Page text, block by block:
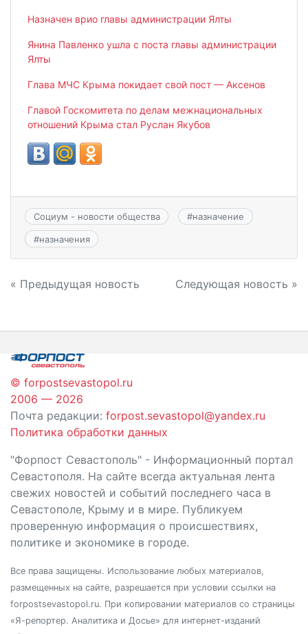
Назначен врио главы администрации Ялты
Янина Павленко ушла с поста главы администрации
Ялты
Глава МЧС Крыма покидает свой пост — Аксенов
Главой Госкомитета по делам межнациональных
отношений Крыма стал Руслан Якубов
Социум - новости общества #назначение
#назначения
Навигация
записям
« Предыдущая новость Следующая новость »
© forpostsevastopol.ru
2006 — 2026
Почта редакции: forpost.sevastopol@yandex.ru
Политика обработки данных
"Форпост Севастополь" - Информационный портал
Севастополя. На сайте всегда актуальная лента
свежих новостей и событий последнего часа в
Севастополе, Крыму и в мире. Публикуем
проверенную информация о происшествиях,
политике и экономике в городе.
Все права защищены. Использование любых материалов,
размещенных на сайте, разрешается при условии ссылки на
forpostsevastopol.ru. При копировании материалов со страницы
«Я-репортер. Аналитика и Досье» для интернет-изданий